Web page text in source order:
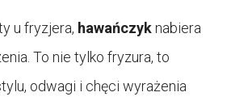
u fryzjera, hawańczyknabiera
To nie tylko fryzura, to
odwagi i chęci wyrażenia